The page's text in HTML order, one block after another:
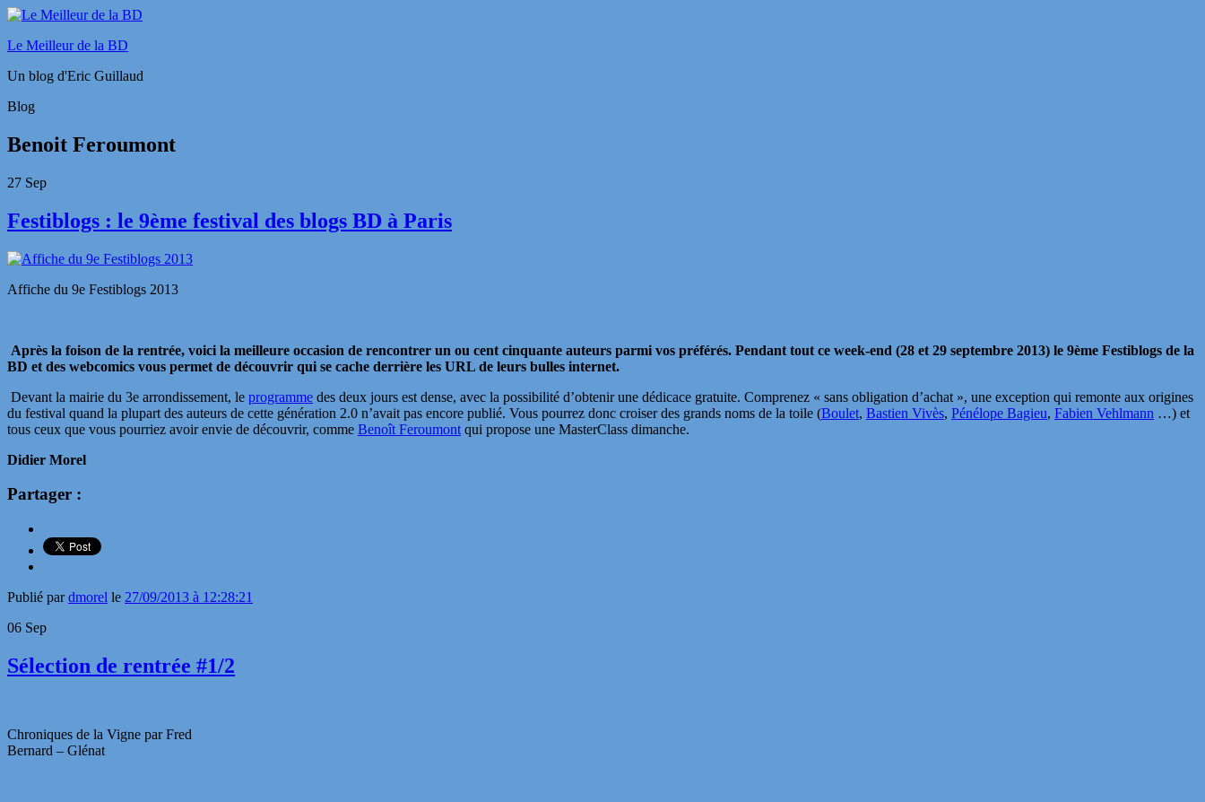
Le Meilleur de la BD
Un blog d'Eric Guillaud
Blog
Benoit Feroumont
27 Sep
Festiblogs : le 9ème festival des blogs BD à Paris
Affiche du 9e Festiblogs 2013
Après la foison de la rentrée, voici la meilleure occasion de rencontrer un ou cent cinquante auteurs parmi vos préférés. Pendant tout ce week-end (28 et 29 septembre 2013) le 9ème Festiblogs de la
BD et des webcomics vous permet de découvrir qui se cache derrière les URL de leurs bulles internet.
Devant la mairie du 3e arrondissement, le programme des deux jours est dense, avec la possibilité d’obtenir une dédicace gratuite. Comprenez « sans obligation d’achat », une exception qui remonte aux origines
du festival quand la plupart des auteurs de cette génération 2.0 n’avait pas encore publié. Vous pourrez donc croiser des grands noms de la toile (Boulet, Bastien Vivès, Pénélope Bagieu, Fabien Vehlmann …) et
tous ceux que vous pourriez avoir envie de découvrir, comme Benoît Feroumont qui propose une MasterClass dimanche.
Didier Morel
Partager :
Publié pardmorel le 27/09/2013 à 12:28:21
06 Sep
Sélection de rentrée #1/2
Chroniques de la Vigne par Fred
Bernard – Glénat